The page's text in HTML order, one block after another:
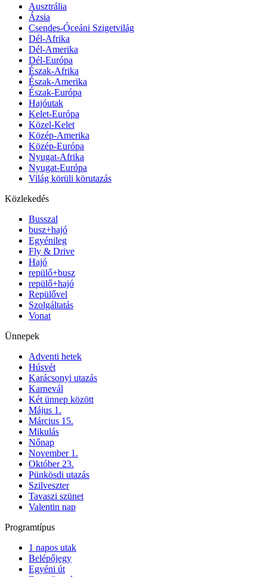
Ausztrália
Ázsia
Csendes-Óceáni Szigetvilág
Dél-Afrika
Dél-Amerika
Dél-Európa
Észak-Afrika
Észak-Amerika
Észak-Európa
Hajóutak
Kelet-Európa
Közel-Kelet
Közép-Amerika
Közép-Európa
Nyugat-Afrika
Nyugat-Európa
Világ körüli körutazás
Közlekedés
Busszal
busz+hajó
Egyénileg
Fly & Drive
Hajó
repülő+busz
repülő+hajó
Repülővel
Szolgáltatás
Vonat
Ünnepek
Adventi hetek
Húsvét
Karácsonyi utazás
Karnevál
Két ünnep között
Május 1.
Március 15.
Mikulás
Nőnap
November 1.
Október 23.
Pünkösdi utazás
Szilveszter
Tavaszi szünet
Valentin nap
Programtípus
1 napos utak
Belépőjegy
Egyéni út